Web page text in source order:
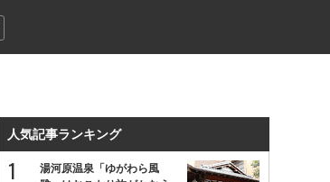
人気記事ランキング
湯河原温泉「ゆがわら風